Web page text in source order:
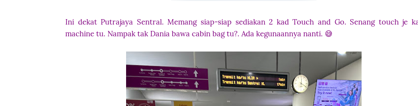
Ini dekat Putrajaya Sentral. Memang siap-siap sediakan 2 kad Touch and Go. Senang touch je
machine tu. Nampak tak Dania bawa cabin bag tu?. Ada kegunaannya nanti. 😅